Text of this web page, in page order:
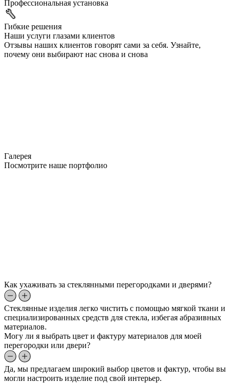
Профессиональная установка
Гибкие решения
Наши услуги глазами клиентов
Отзывы наших клиентов говорят сами за себя. Узнайте,
почему они выбирают нас снова и снова
Галерея
Посмотрите наше портфолио
Как ухаживать за стеклянными перегородками и дверями?
Стеклянные изделия легко чистить с помощью мягкой ткани и
специализированных средств для стекла, избегая абразивных
материалов.
Могу ли я выбрать цвет и фактуру материалов для моей
перегородки или двери?
Да, мы предлагаем широкий выбор цветов и фактур, чтобы вы
могли настроить изделие под свой интерьер.